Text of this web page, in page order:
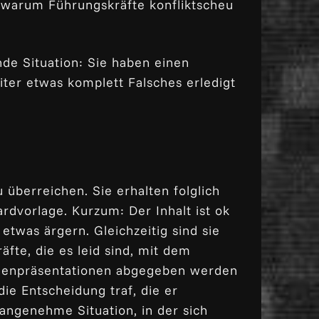
Führungskräfte konfliktscheu
Situation: Sie haben einen
etwas komplett Falsches erledigt
Sie erhalten folglich
Kurzum: Der Inhalt ist ok
ärgern. Gleichzeitig sind sie
die es leid sind, mit dem
abgegeben werden
Entscheidung traf, die er
Situation, in der sich